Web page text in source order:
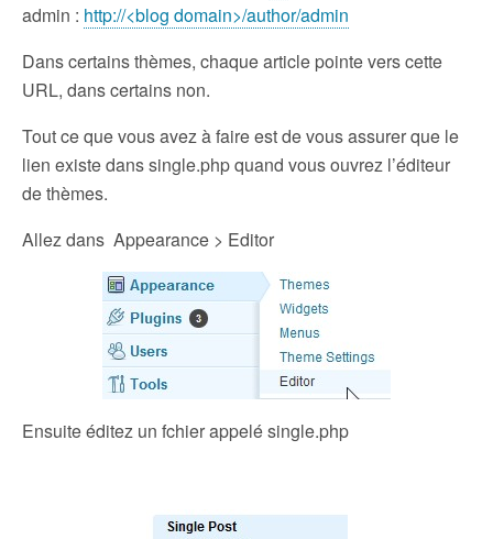
admin : http://<blog domain>/author/admin
Dans certains thèmes, chaque article pointe vers cette
URL, dans certains non.
Tout ce que vous avez à faire est de vous assurer que le
lien existe dans single.php quand vous ouvrez l’éditeur
de thèmes.
Allez dans Appearance > Editor
Ensuite éditez un fchier appelé single.php